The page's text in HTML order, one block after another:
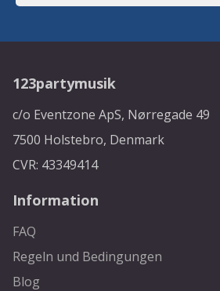
123partymusik
c/o Eventzone ApS, Nørregade 49
7500 Holstebro, Denmark
CVR: 43349414
Information
FAQ
Regeln und Bedingungen
Blog